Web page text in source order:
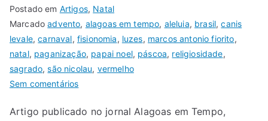
Postado em Artigos, Natal
Marcadoadvento, alagoas em tempo, aleluia, brasil,canis
levale,carnaval, fisionomia, luzes, marcos antonio fiorito,
natal, paganização, papai noel, páscoa, religiosidade,
sagrado,são nicolau, vermelho
Sem comentários
Artigo publicado no jornal Alagoas em Tempo,